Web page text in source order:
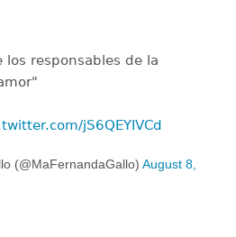
los responsables de la
jS6QEYIVCd
(@MaFernandaGallo) August 8,